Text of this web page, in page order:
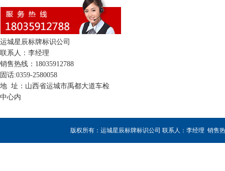
运城星辰标牌标识公司
联系人：李经理
销售热线：18035912788
固话:0359-2580058
地 址：山西省运城市禹都大道车检
中心内
版权所有：运城星辰标牌标识公司 联系人：李经理 销售